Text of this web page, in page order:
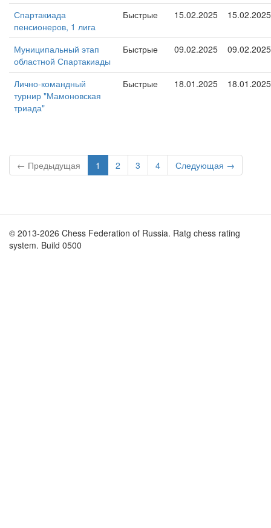
Спартакиада
пенсионеров, 1 лига
Быстрые 15.02.2025 15.02.2025
Муниципальный этап
областной Спартакиады
Быстрые 09.02.2025 09.02.2025
Лично-командный
турнир "Мамоновская
триада"
Быстрые 18.01.2025 18.01.2025
← Предыдущая 1 2 3 4 Следующая →
© 2013-2026 Chess Federation of Russia. Ratg chess rating
system. Build 0500